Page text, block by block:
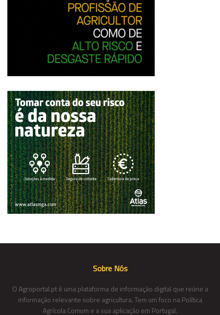
Sobre Nós
O Agroportal.pt é uma plataforma de informação digital que reúne a
informação relevante sobre agricultura. Tem um foco na Política
Agrícola Comum e a sua aplicação em Portugal.